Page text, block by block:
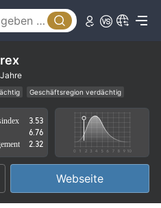
Geschäftsregion verdächtig
Risiko
3.53
6.76
2.32
Webseite